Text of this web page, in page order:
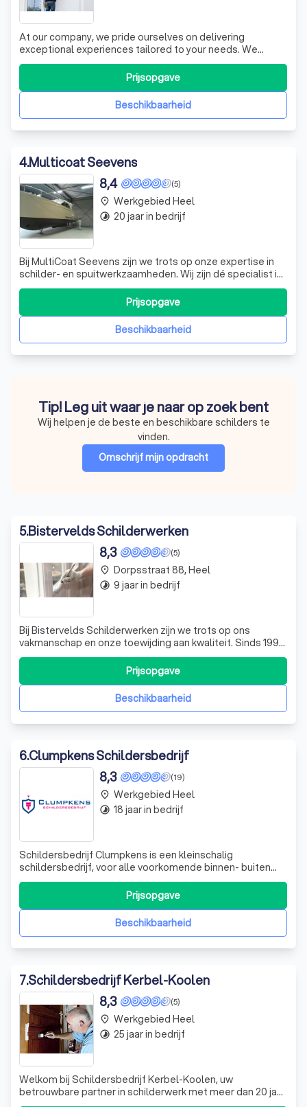
At our company, we pride ourselves on delivering
exceptional experiences tailored to your needs. We
harness cutting-edge technologies, including cookies, to
enhance your interaction with our services. By consenting
to these technologies, you enable us to process valuable
data, such as your browsingBeschikbaarheid
Prijsopgave
4.Multicoat Seevens
(5)
8,4
Bij MultiCoat Seevens zijn we trots op onze expertise in
schilder- en spuitwerkzaamheden. Wij zijn dé specialist in
het schilderen van jachten, het aanbrengen van coatings
en het uitvoeren van oppervlaktebehandelingen. Of het nu
gaat om het schilderen van de binnen- en buitenkant van
Beschikbaarheid
Prijsopgave
place Werkgebied Heel
timelapse 20 jaar in bedrijf
Tip! Leg uit waar je naar op zoek bent
Wij helpen je de beste en beschikbare schilders te
vinden.
Omschrijf mijn opdracht
5.Bistervelds Schilderwerken
(5)
8,3
Bij Bistervelds Schilderwerken zijn we trots op ons
vakmanschap en onze toewijding aan kwaliteit. Sinds 1994
zijn we een vertrouwd adres voor binnen- en
buitenschilderwerken in Maaseik en de omliggende regio.
Onze expertise in oude schildertechnieken, zoals
colorwashing en hout- en marmerimitatie, s
Beschikbaarheid
Prijsopgave
place Dorpsstraat 88, Heel
timelapse 9 jaar in bedrijf
6.Clumpkens Schildersbedrijf
(19)
8,3
Schildersbedrijf Clumpkens is een kleinschalig
schildersbedrijf, voor alle voorkomende binnen- buiten
schilderwerkzaamheden. De doelstelling van mijn bedrijf
is het leveren van kwalitatief goed schilderwerk met een
goede prijs/kwaliteitverhouding. Samen met een ervaren
en goed gemotiveerde werknemer
Beschikbaarheid
Prijsopgave
place Werkgebied Heel
timelapse 18 jaar in bedrijf
7.Schildersbedrijf Kerbel-Koolen
(5)
8,3
Welkom bij Schildersbedrijf Kerbel-Koolen, uw
betrouwbare partner in schilderwerk met meer dan 20 jaar
ervaring. Wij onderscheiden ons door onze persoonlijke
place Werkgebied Heel
timelapse 25 jaar in bedrijf